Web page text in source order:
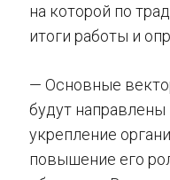
на которой по
итоги работы и
— Основные
будут
укрепление
повышение его